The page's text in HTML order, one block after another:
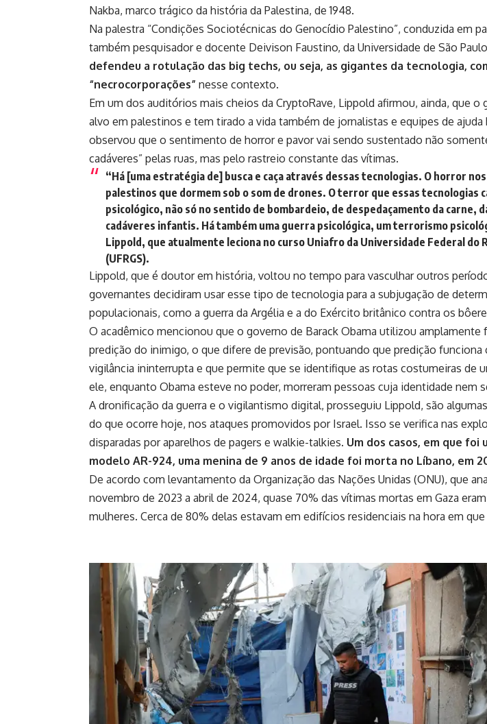
Nakba, marco trágico da história da Palestina, de 1948.
Na palestra “Condições Sociotécnicas do Genocídio Palestino”, conduzida em
também pesquisador e docente Deivison Faustino, da Universidade de São Paulo
defendeu a rotulação das big techs, ou seja, as gigantes da tecnologia,
“necrocorporações” nesse contexto.
Em um dos auditórios mais cheios da CryptoRave, Lippold afirmou, ainda, que o
alvo em palestinos e tem tirado a vida também de jornalistas e equipes de ajuda
observou que o sentimento de horror e pavor vai sendo sustentado não
cadáveres” pelas ruas, mas pelo rastreio constante das vítimas.
“Há [uma estratégia de] busca e caça através dessas tecnologias. O horror
palestinos que dormem sob o som de drones. O terror que essas tecnologias
psicológico, não só no sentido de bombardeio, de despedaçamento da carne,
cadáveres infantis. Há também uma guerra psicológica, um terrorismo
Lippold, que atualmente leciona no curso Uniafro da Universidade Federal do
(UFRGS).
Lippold, que é doutor em história, voltou no tempo para vasculhar outros
governantes decidiram usar esse tipo de tecnologia para a subjugação de
populacionais, como a guerra da Argélia e a do Exército britânico contra os
O acadêmico mencionou que o governo de Barack Obama utilizou amplamente
predição do inimigo, o que difere de previsão, pontuando que predição funciona
vigilância ininterrupta e que permite que se identifique as rotas costumeiras de
ele, enquanto Obama esteve no poder, morreram pessoas cuja identidade nem
A dronificação da guerra e o vigilantismo digital, prosseguiu Lippold, são
do que ocorre hoje, nos ataques promovidos por Israel. Isso se verifica nas
disparadas por aparelhos de pagers e walkie-talkies. Um dos casos, em que foi
modelo AR-924, uma menina de 9 anos de idade foi morta no Líbano, em
De acordo com levantamento da Organização das Nações Unidas (ONU), que
novembro de 2023 a abril de 2024, quase 70% das vítimas mortas em Gaza
mulheres. Cerca de 80% delas estavam em edifícios residenciais na hora em